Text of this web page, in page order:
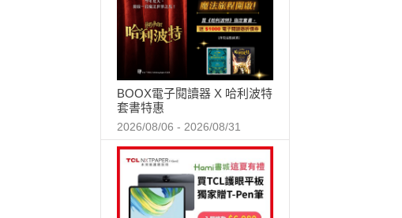
BOOX電子閱讀器 X 哈利波特
套書特惠
2026/08/06 - 2026/08/31